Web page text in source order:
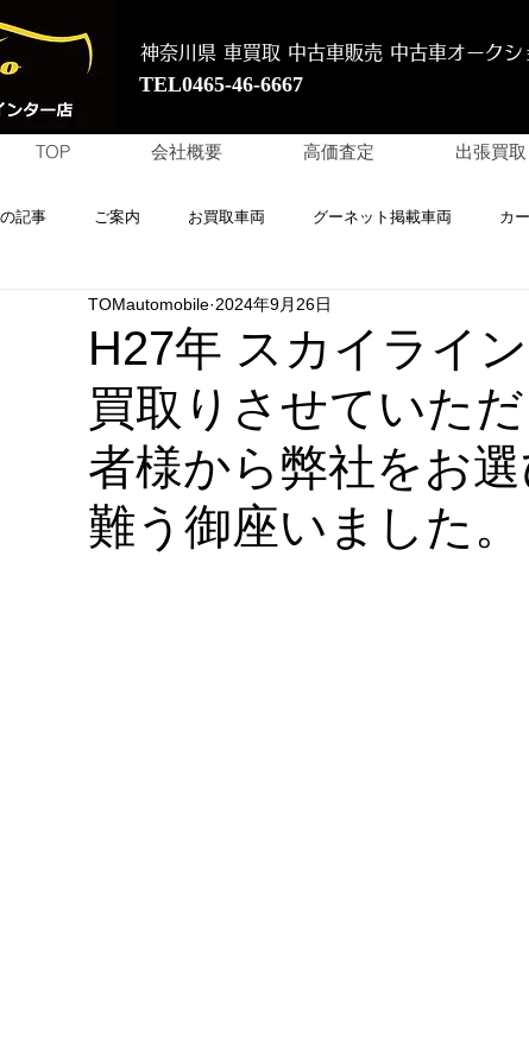
神奈川県 車買取 中古車販売 中古車オークシ
TEL0465-46-6667
TOP 会社概要 高価査定 出張買取
記事 ご案内 お買取車両 グーネット掲載車両 カ
H27年 スカイライ
買取りさせていた
者様から弊社をお
難う御座いました。
TOMautomobile 2024年9月26日